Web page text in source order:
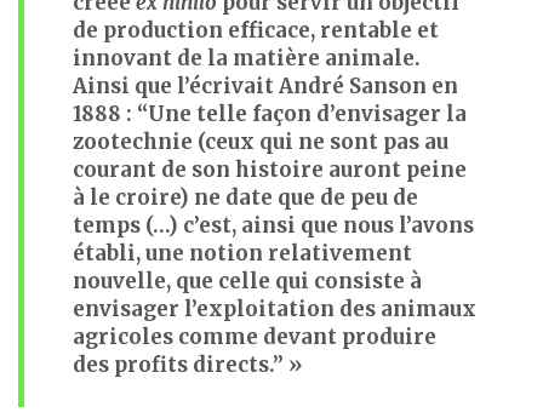
de production efficace, rentable et
innovant de la matière animale.
Ainsi que l’écrivait André Sanson en
1888 : “Une telle façon d’envisager la
zootechnie (ceux qui ne sont pas au
courant de son histoire auront peine
à le croire) ne date que de peu de
temps (…) c’est, ainsi que nous l’avons
établi, une notion relativement
nouvelle, que celle qui consiste à
envisager l’exploitation des animaux
agricoles comme devant produire
des profits directs.” »